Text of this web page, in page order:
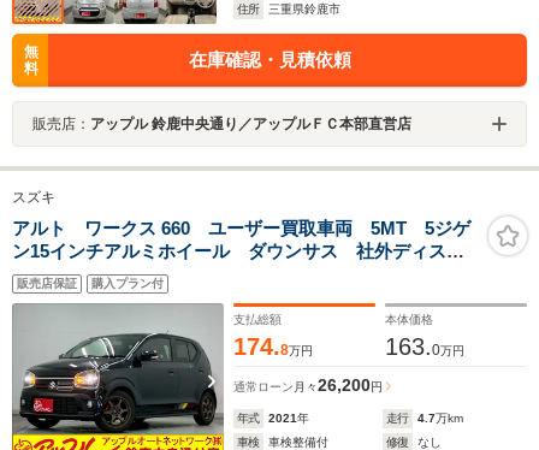
住所
三重県鈴鹿市
無
料
在庫確認・見積依頼
販売店： アップル 鈴鹿中央通り／アップルＦＣ本部直営店
スズキ
アルト ワークス 660 ユーザー買取車両 5MT 5ジゲ
ン15インチアルミホイール ダウンサス 社外ディスプ
レイオーディオ
販売店保証 購入プラン付
支払総額
174.8万円
本体価格
163.0万円
通常ローン 月々26,200円
年式 2021年 走行 4.7万km
車検
車検整備付 修復
なし